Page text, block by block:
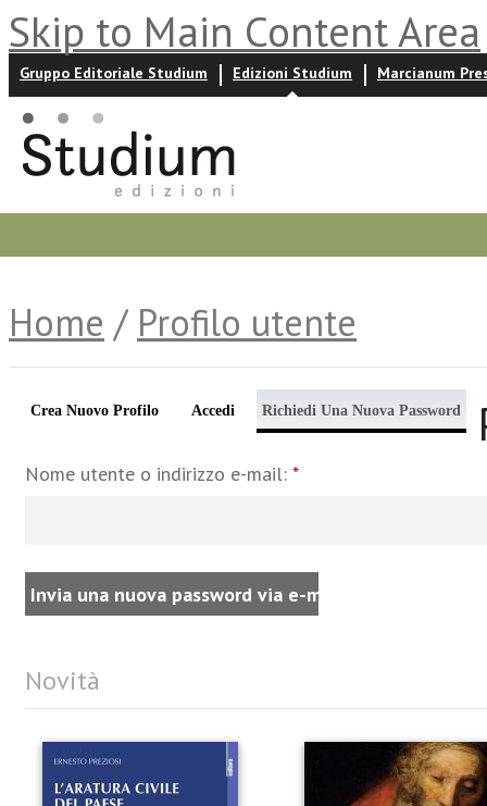
Skip to Main Content Area
Gruppo Editoriale Studium Edizioni Studium Marcianum
Home / Profilo utente
Crea Nuovo Profilo Accedi Richiedi Una Nuova Password
Nome utente o indirizzo e-mail: *
Novità